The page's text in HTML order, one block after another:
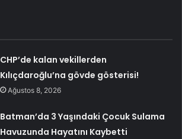
CHP’de kalan vekillerden
Kılıçdaroğlu’na gövde gösterisi!
Ağustos 8, 2026
Batman’da 3 Yaşındaki Çocuk Sulama
Havuzunda Hayatını Kaybetti